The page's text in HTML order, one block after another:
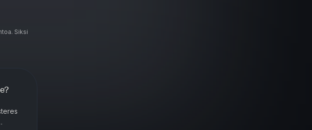
bety
Siksi